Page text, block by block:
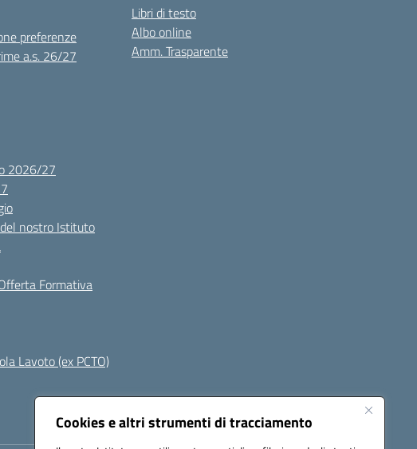
Cookies e altri strumenti di tracciamento
preferenze
a.s. 26/27
2026/27
nostro Istituto
Formativa
Lavoto (ex PCTO)
Libri di testo
Albo online
Amm. Trasparente
Seguici su: